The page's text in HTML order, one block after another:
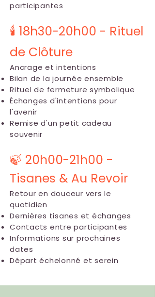
participantes
🕯️ 18h30-20h00 - Rituel
de Clôture
Ancrage et intentions
Bilan de la journée ensemble
Rituel de fermeture symbolique
Échanges d'intentions pour
l'avenir
Remise d'un petit cadeau
souvenir
🍃 20h00-21h00 -
Tisanes & Au Revoir
Retour en douceur vers le
quotidien
Dernières tisanes et échanges
Contacts entre participantes
Informations sur prochaines
dates
Départ échelonné et serein